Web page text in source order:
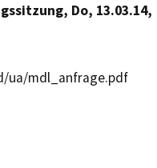
Do, 13.03.14,
ua/mdl_anfrage.pdf